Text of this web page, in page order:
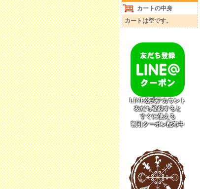
カートの中身
カートは空です。
LINE公式アカウント
友だち登録すると
すぐに使える
割引クーポン配布中